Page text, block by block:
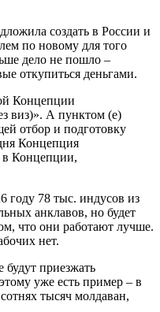
создать в России и
по новому для того
дело не пошло –
откупиться деньгами.
Концепции
виз)». А пунктом (е)
отбор и подготовку
Концепция
в Концепции,
году 78 тыс. индусов из
анклавов, но будет
что они работают лучше.
нет.
приезжать
уже есть пример – в
тысяч молдаван,